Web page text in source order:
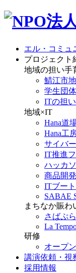
エル・コミュ
プロジェクト
地域の担い手
鯖江市
学生団
ITの担
地域×IT
Hana道
Hana工
サイバ
IT推進
ハッカ
商品開発
ITブー
SABAE
まちなか賑わ
さばぷら
La
研修
オープ
講演依頼・視
採用情報